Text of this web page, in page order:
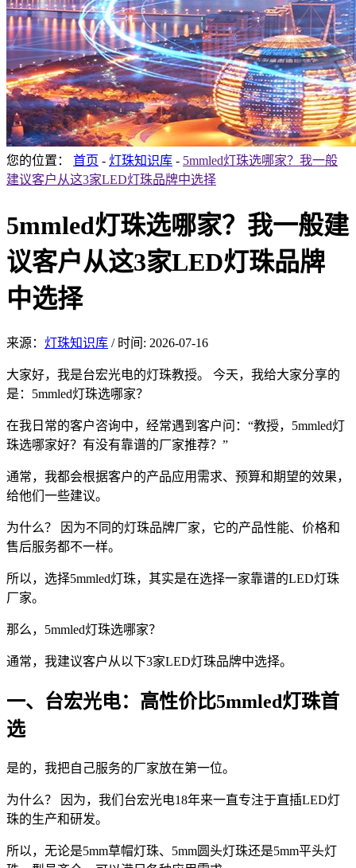
您的位置： 首页 - 灯珠知识库 - 5mmled灯珠选哪家？我一般
建议客户从这3家LED灯珠品牌中选择
5mmled灯珠选哪家？我一般建
议客户从这3家LED灯珠品牌
中选择
来源： 灯珠知识库 / 时间: 2026-07-16
大家好，我是台宏光电的灯珠教授。 今天，我给大家分享的
是：5mmled灯珠选哪家？
在我日常的客户咨询中，经常遇到客户问：“教授，5mmled灯
珠选哪家好？有没有靠谱的厂家推荐？”
通常，我都会根据客户的产品应用需求、预算和期望的效果，
给他们一些建议。
为什么？ 因为不同的灯珠品牌厂家，它的产品性能、价格和
售后服务都不一样。
所以，选择5mmled灯珠，其实是在选择一家靠谱的LED灯珠
厂家。
那么，5mmled灯珠选哪家？
通常，我建议客户从以下3家LED灯珠品牌中选择。
一、台宏光电：高性价比5mmled灯珠首
选
是的，我把自己服务的厂家放在第一位。
为什么？ 因为，我们台宏光电18年来一直专注于直插LED灯
珠的生产和研发。
所以，无论是5mm草帽灯珠、5mm圆头灯珠还是5mm平头灯